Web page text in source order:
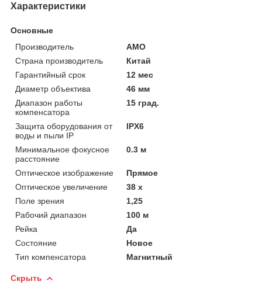
Характеристики
Основные
Производитель
AMO
Страна производитель
Китай
Гарантийный срок
12 мес
Диаметр объектива
46 мм
Диапазон работы
компенсатора
15 град.
Защита оборудования от
воды и пыли IP
IPX6
Минимальное фокусное
расстояние
0.3 м
Оптическое изображение
Прямое
Оптическое увеличение
38 х
Поле зрения
1,25
Рабочий диапазон
100 м
Рейка
Да
Состояние
Новое
Тип компенсатора
Магнитный
Скрыть